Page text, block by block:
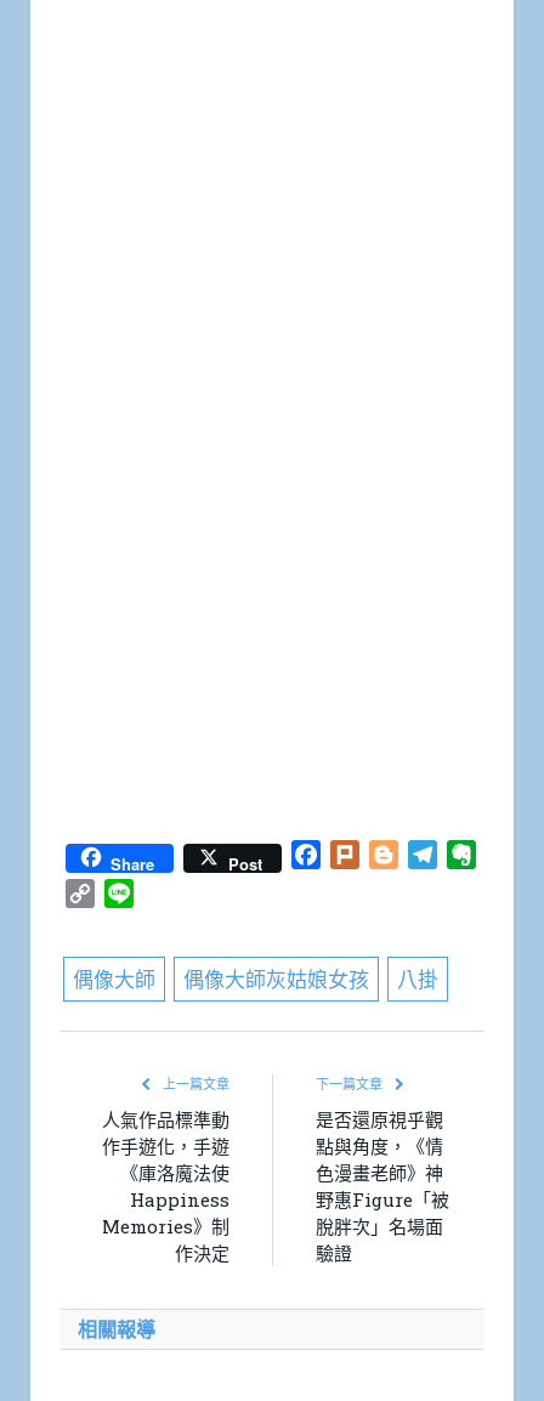
Share Post Facebook
Plurk BloggerTelegram
Copy
偶像大師 偶像大師灰姑娘女孩 八掛
上一篇文章
人氣作品標準動
作手遊化，手遊
《庫洛魔法使
Happiness
Memories》制
作決定
下一篇文章
是否還原視乎觀
點與角度，《情
色漫畫老師》神
野惠Figure「被
脫胖次」名場面
驗證
相關報導